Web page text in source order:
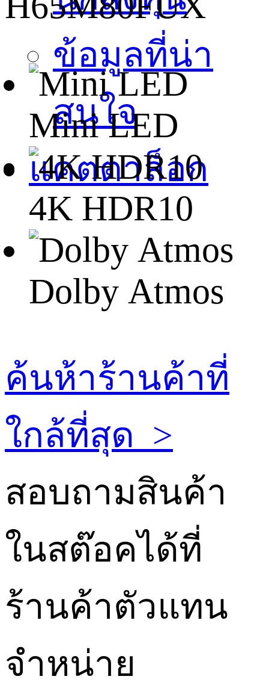
ข้อมูลที่น่า
สนใจ
แคตตาล็อก
Mini LED
4K HDR10
Dolby Atmos
ค้นห้าร้านค้าที่
ใกล้ที่สุด >
สอบถามสินค้า
ในสต๊อคได้ที่
ร้านค้าตัวแทน
จำหน่าย